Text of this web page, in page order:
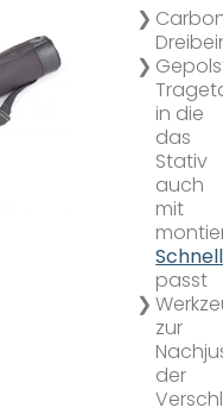
in die
das
Stativ
auch
mit
passt
zur
der